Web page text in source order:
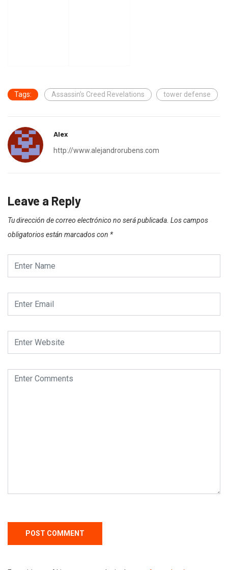
Tags: Assassin’s Creed Revelations tower defense
Alex
http://www.alejandrorubens.com
Leave a Reply
Tu dirección de correo electrónico no será publicada. Los campos
obligatorios están marcados con *